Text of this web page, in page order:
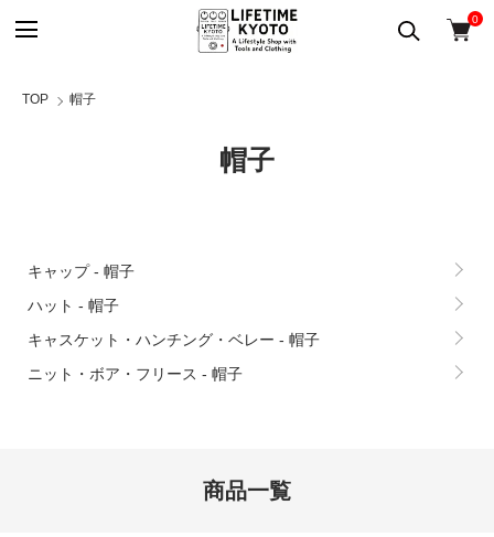
0
TOP 帽子
帽子
キャップ - 帽子
ハット - 帽子
キャスケット・ハンチング・ベレー - 帽子
ニット・ボア・フリース - 帽子
商品一覧